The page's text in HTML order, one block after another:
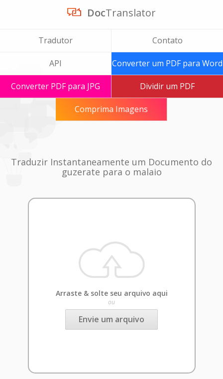
DocTranslator
Tradutor Contato
API Converter um PDF para Word
Converter PDF para JPG Dividir um PDF
Comprima Imagens
Traduzir Instantaneamente um Documento do
guzerate para o malaio
Arraste & solte seu arquivo aqui
ou
Envie um arquivo